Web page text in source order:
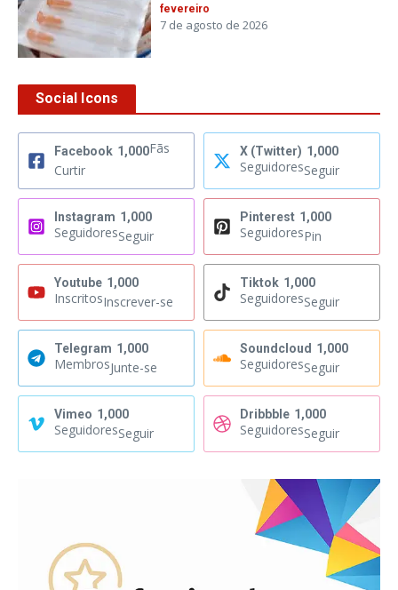
fevereiro
7 de agosto de 2026
Social Icons
Facebook 1,000Fãs
Curtir
X (Twitter) 1,000
SeguidoresSeguir
Instagram 1,000
SeguidoresSeguir
Pinterest 1,000
SeguidoresPin
Youtube 1,000
InscritosInscrever-se
Tiktok 1,000
SeguidoresSeguir
Telegram 1,000
MembrosJunte-se
Soundcloud 1,000
SeguidoresSeguir
Vimeo 1,000
SeguidoresSeguir
Dribbble 1,000
SeguidoresSeguir